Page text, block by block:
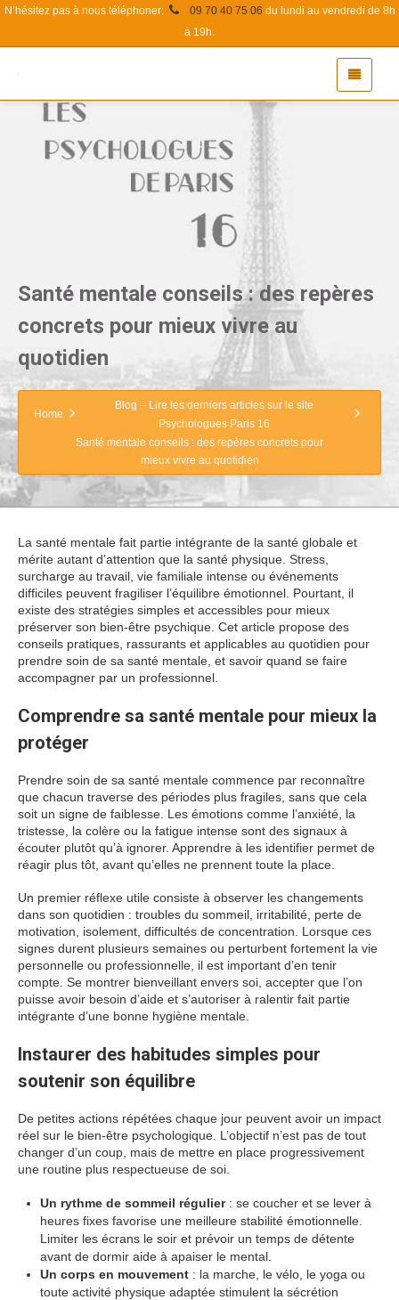
N’hésitez pas à nous téléphoner: 09 70 40 75 06 du lundi au vendredi de 8h
à 19h.
Santé mentale conseils : des repères
concrets pour mieux vivre au
quotidien
Home
Blog – Lire les derniers articles sur le site
Psychologues Paris 16
Santé mentale conseils : des repères concrets pour
mieux vivre au quotidien
La santé mentale fait partie intégrante de la santé globale et
mérite autant d’attention que la santé physique. Stress,
surcharge au travail, vie familiale intense ou événements
difficiles peuvent fragiliser l’équilibre émotionnel. Pourtant, il
existe des stratégies simples et accessibles pour mieux
préserver son bien-être psychique. Cet article propose des
conseils pratiques, rassurants et applicables au quotidien pour
prendre soin de sa santé mentale, et savoir quand se faire
accompagner par un professionnel.
Comprendre sa santé mentale pour mieux la
protéger
Prendre soin de sa santé mentale commence par reconnaître
que chacun traverse des périodes plus fragiles, sans que cela
soit un signe de faiblesse. Les émotions comme l’anxiété, la
tristesse, la colère ou la fatigue intense sont des signaux à
écouter plutôt qu’à ignorer. Apprendre à les identifier permet de
réagir plus tôt, avant qu’elles ne prennent toute la place.
Un premier réflexe utile consiste à observer les changements
dans son quotidien : troubles du sommeil, irritabilité, perte de
motivation, isolement, difficultés de concentration. Lorsque ces
signes durent plusieurs semaines ou perturbent fortement la vie
personnelle ou professionnelle, il est important d’en tenir
compte. Se montrer bienveillant envers soi, accepter que l’on
puisse avoir besoin d’aide et s’autoriser à ralentir fait partie
intégrante d’une bonne hygiène mentale.
Instaurer des habitudes simples pour
soutenir son équilibre
De petites actions répétées chaque jour peuvent avoir un impact
réel sur le bien-être psychologique. L’objectif n’est pas de tout
changer d’un coup, mais de mettre en place progressivement
une routine plus respectueuse de soi.
Un rythme de sommeil régulier: se coucher et se lever à
heures fixes favorise une meilleure stabilité émotionnelle.
Limiter les écrans le soir et prévoir un temps de détente
avant de dormir aide à apaiser le mental.
Un corps en mouvement : la marche, le vélo, le yoga ou
toute activité physique adaptée stimulent la sécrétion